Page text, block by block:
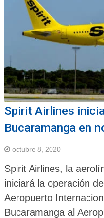
Spirit Airlines
Bucaramanga en
octubre 8, 2020
Spirit Airlines, la
iniciará la operación
Aeropuerto
Bucaramanga al